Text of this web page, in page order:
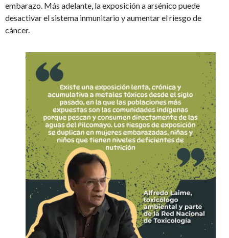
embarazo. Más adelante, la exposición a arsénico puede
desactivar el sistema inmunitario y aumentar el riesgo de
cáncer.